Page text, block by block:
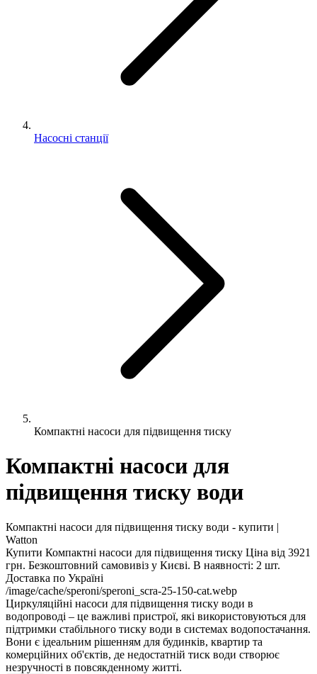
Насосні станції
Компактні насоси для підвищення тиску
Компактні насоси для
підвищення тиску води
Компактні насоси для підвищення тиску води - купити |
Watton
Купити Компактні насоси для підвищення тиску Ціна від 3921
грн. Безкоштовний самовивіз у Києві. В наявності: 2 шт.
Доставка по Україні
/image/cache/speroni/speroni_scra-25-150-cat.webp
Циркуляційні насоси для підвищення тиску води в
водопроводі – це важливі пристрої, які використовуються для
підтримки стабільного тиску води в системах водопостачання.
Вони є ідеальним рішенням для будинків, квартир та
комерційних об'єктів, де недостатній тиск води створює
незручності в повсякденному житті.